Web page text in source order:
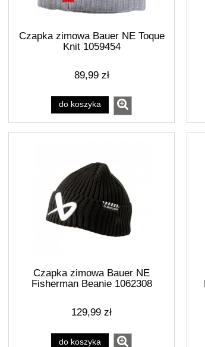
Czapka zimowa Bauer NE Toque
Knit 1059454
89,99 zł
do koszyka
Czapka zimowa Bauer NE
Fisherman Beanie 1062308
129,99 zł
do koszyka